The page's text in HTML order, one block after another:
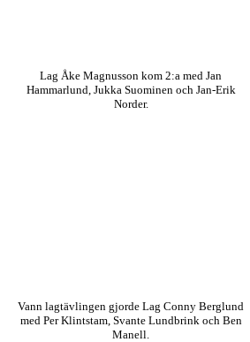
Lag Åke Magnusson kom 2:a med Jan
Hammarlund, Jukka Suominen och Jan-Erik
Norder.
Vann lagtävlingen gjorde Lag Conny Berglund
med Per Klintstam, Svante Lundbrink och Ben
Manell.